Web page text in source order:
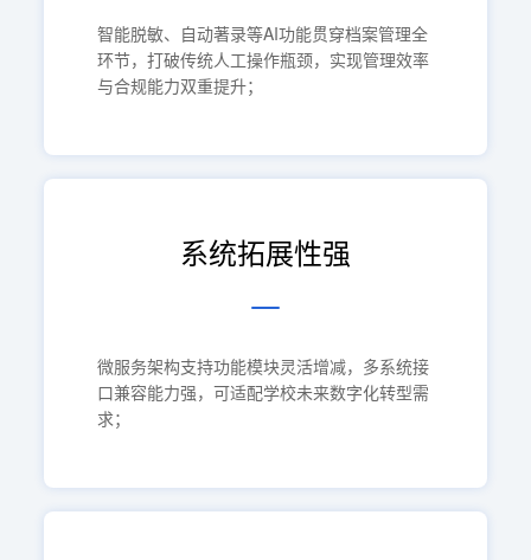
智能脱敏、自动著录等AI功能贯穿档案管理全
环节，打破传统人工操作瓶颈，实现管理效率
与合规能力双重提升；
系统拓展性强
微服务架构支持功能模块灵活增减，多系统接
口兼容能力强，可适配学校未来数字化转型需
求；